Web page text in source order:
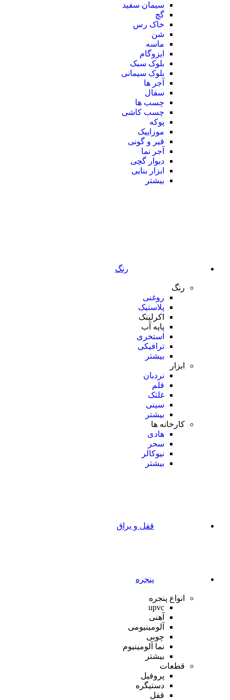
سیمان سفید
گچ
خاک رس
شن
ماسه
ایزوگام
بلوک سبک
بلوک سیمانی
آجر ها
سفال
چسب ها
چسب کاشی
پوکه
موزاییک
قیر و گونی
آجر نما
دیوار گچی
ابزار بنایی
بیشتر
رنگ
رنگ
روغنی
پلاستیک
اکرلینک
پایه آب
استخری
ترافیکی
بیشتر
ابزار
نردبان
قلم
غلتک
سینی
بیشتر
کارخانه ها
هادی
سحر
نیوکالر
بیشتر
قفل و یراق
پنجره
انواع پنجره
upvc
آهنی
آلومینیومی
چوبی
نما آلومینیوم
بیشتر
قطعات
پروفیل
دستیگره
قفل